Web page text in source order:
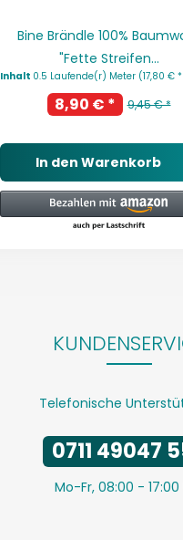
Bine Brändle 100%
"Fette Streifen...
Inhalt 0.5 Laufende(r) Meter (17,80 € * / 1
9,45 € *
8,90 € *
In den Warenkorb
Telefonische
0711 49047
Mo-Fr, 08:00 - 17:00